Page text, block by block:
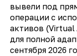
вывели под
операции с
активов (Virtual
для полной
сентября 2026